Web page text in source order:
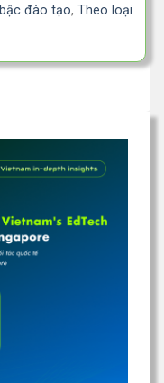
đào tạo, Theo loại